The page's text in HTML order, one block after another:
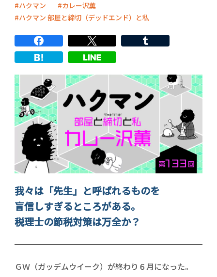
ハクマン
カレー沢薫
ハクマン 部屋と締切（デッドエンド）と私
我々は「先生」と呼ばれるものを
盲信しすぎるところがある。
税理士の節税対策は万全か？
ＧＷ（ガッデムウイーク）が終わり６月になった。